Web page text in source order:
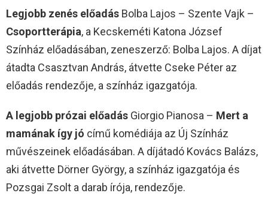
Legjobb zenés előadás Bolba Lajos – Szente Vajk –
Csoportterápia, a Kecskeméti Katona József
Színház előadásában, zeneszerző: Bolba Lajos. A díjat
átadta Csasztvan András, átvette Cseke Péter az
előadás rendezője, a színház igazgatója.
A legjobb prózai előadás Giorgio Pianosa – Mert a
mamának így jó című komédiája az Új Színház
művészeinek előadásában. A díjátadó Kovács Balázs,
aki átvette Dörner György, a színház igazgatója és
Pozsgai Zsolt a darab írója, rendezője.